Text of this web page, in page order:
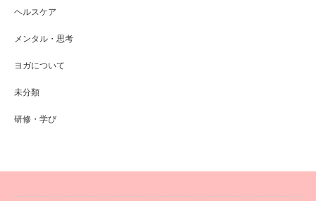
ヘルスケア
メンタル・思考
ヨガについて
未分類
研修・学び